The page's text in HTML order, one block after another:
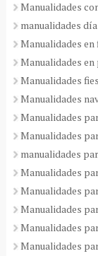
Manualidades
manualidades
Manualidades
Manualidades en
Manualidades
Manualidades
Manualidades
Manualidades
manualidades
Manualidades
Manualidades
Manualidades
Manualidades
Manualidades